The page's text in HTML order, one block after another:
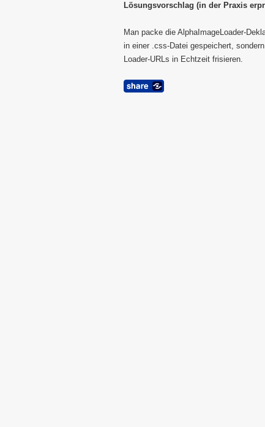
Lösungsvorschlag (in der Praxis
Man packe die AlphaImageLoader-
in einer .css-Datei gespeichert,
Loader-URLs in Echtzeit frisieren.